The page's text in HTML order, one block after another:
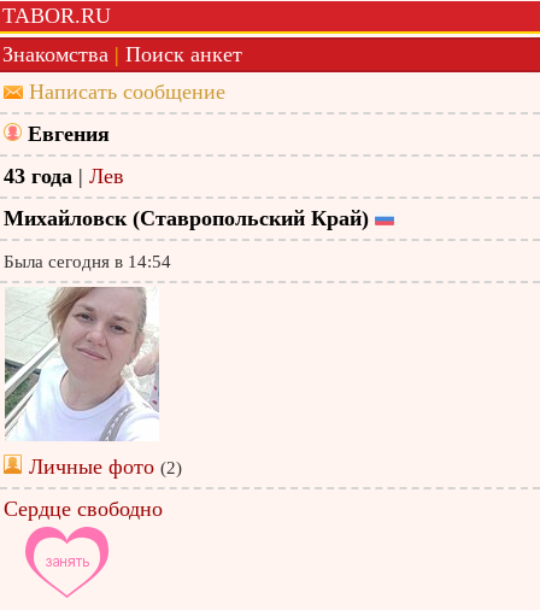
TABOR.RU
Знакомства | Поиск анкет
Написать сообщение
Евгения
43 года | Лев
Михайловск (Ставропольский Край)
Была сегодня в 14:54
Личные фото (2)
Сердце свободно